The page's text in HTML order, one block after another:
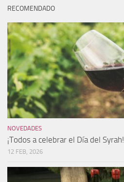
RECOMENDADO
NOVEDADES
¡Todos a celebrar el Día del Syrah!
12 FEB, 2026